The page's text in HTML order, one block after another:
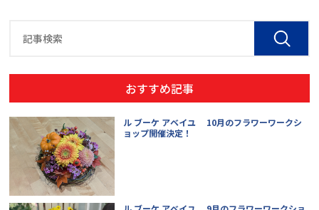
おすすめ記事
ル ブーケ アベイユ 10月のフラワーワークシ
ョップ開催決定！